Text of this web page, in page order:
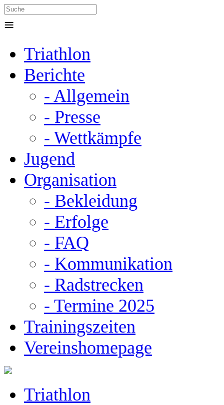
≡
Triathlon
Berichte
- Allgemein
- Presse
- Wettkämpfe
Jugend
Organisation
- Bekleidung
- Erfolge
- FAQ
- Kommunikation
- Radstrecken
- Termine 2025
Trainingszeiten
Vereinshomepage
Triathlon